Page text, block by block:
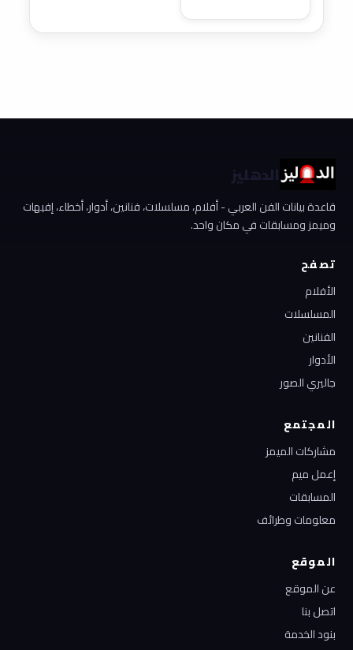
الدهليز
قاعدة بيانات الفن العربي - أفلام، مسلسلات، فنانين، أدوار، أخطاء، إفيهات
وميمز ومسابقات في مكان واحد.
تصفح
الأفلام
المسلسلات
الفنانين
الأدوار
جاليري الصور
المجتمع
مشاركات الميمز
إعمل ميم
المسابقات
معلومات وطرائف
الموقع
عن الموقع
اتصل بنا
بنود الخدمة